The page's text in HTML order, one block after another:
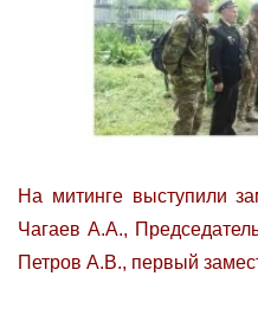
На митинге выступили
Чагаев А.А.,
Петров А.В., первый